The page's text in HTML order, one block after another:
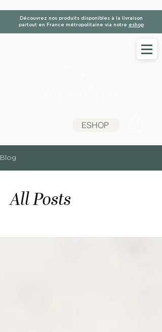
Découvrez nos produits disponibles à la livraison
partout en France métropolitaine via notre eshop
ESHOP
Blog
All Posts